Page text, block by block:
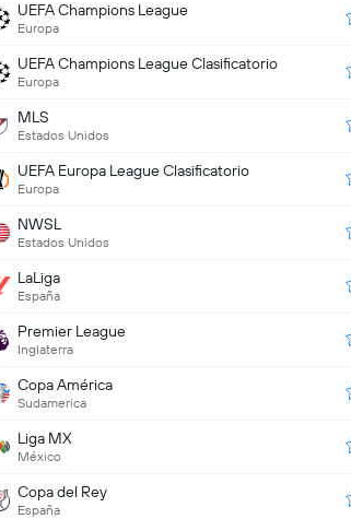
UEFA Champions League
Europa
UEFA Champions League Clasificatorio
Europa
MLS
Estados Unidos
UEFA Europa League Clasificatorio
Europa
NWSL
Estados Unidos
LaLiga
España
Premier League
Inglaterra
Copa América
Sudamerica
Liga MX
México
Copa del Rey
España